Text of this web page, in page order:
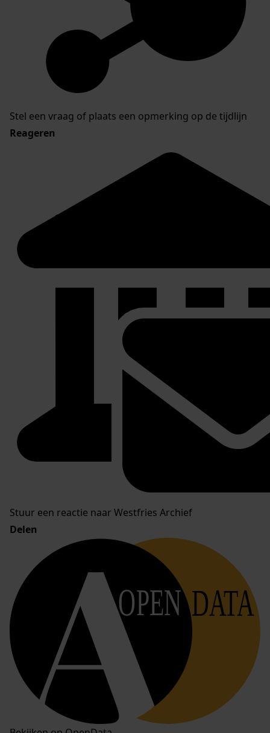
Stel een vraag of plaats een opmerking op de tijdlijn
Reageren
Stuur een reactie naar Westfries Archief
Delen
OPEN DATA